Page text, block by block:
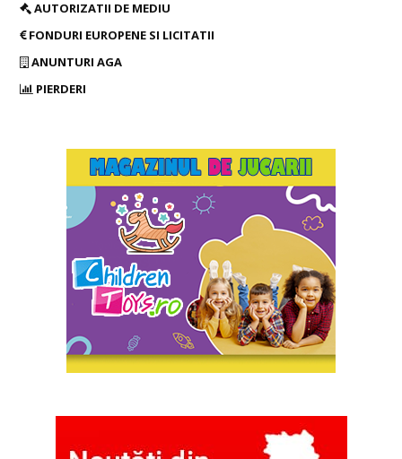
AUTORIZATII DE MEDIU
FONDURI EUROPENE SI LICITATII
ANUNTURI AGA
PIERDERI